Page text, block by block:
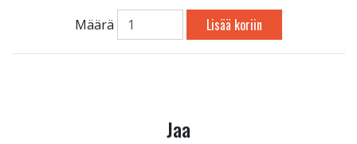
Määrä Lisää koriin
Jaa